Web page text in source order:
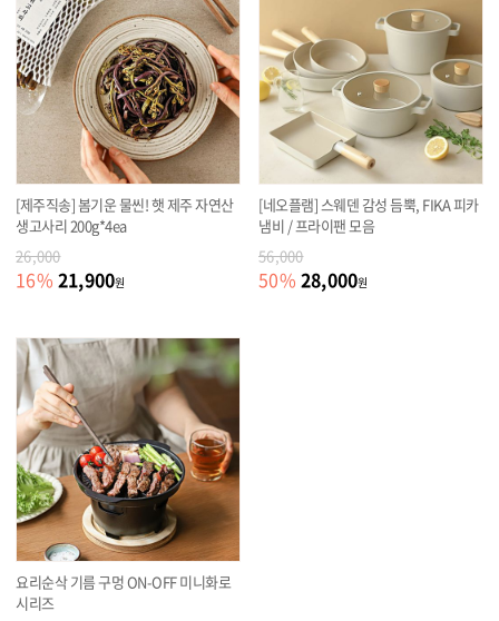
[제주직송] 봄기운 물씬! 햇 제주 자연산
생고사리 200g*4ea
26,000
16% 21,900원
[네오플램] 스웨덴 감성 듬뿍, FIKA 피카
냄비 / 프라이팬 모음
56,000
50% 28,000원
요리순삭 기름 구멍 ON-OFF 미니화로
시리즈